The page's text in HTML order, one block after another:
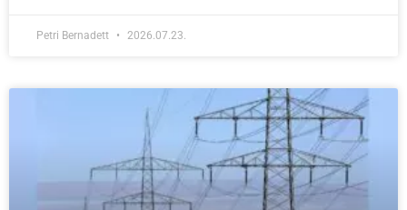
Petri Bernadett 2026.07.23.